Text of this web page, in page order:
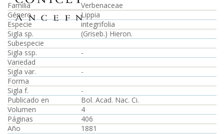
Familia
Verbenaceae
Género
Lippia
Especie
integrifolia
Sigla sp.
(Griseb.) Hieron.
Subespecie
Sigla ssp.
-
Variedad
Sigla var.
-
Forma
Sigla f.
-
Publicado en
Bol. Acad. Nac. Ci.
Volumen
4
Páginas
406
Año
1881